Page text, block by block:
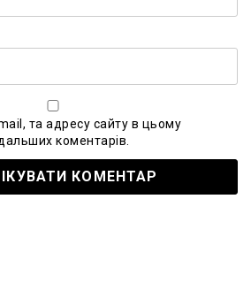
та адресу сайту в цьому
коментарів.